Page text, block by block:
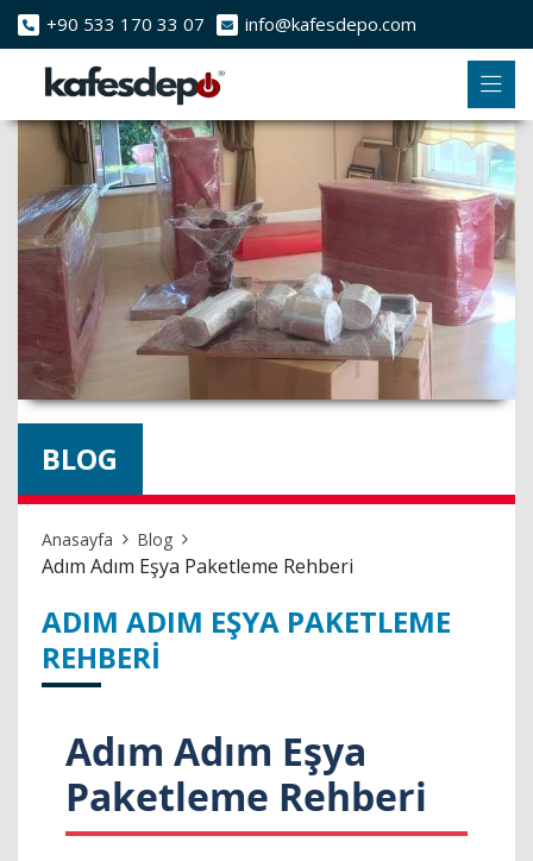
+90 533 170 33 07 info@kafesdepo.com
BLOG
Anasayfa Blog
Adım Adım Eşya Paketleme Rehberi
ADIM ADIM EŞYA PAKETLEME
REHBERI
Adım Adım Eşya
Paketleme Rehberi